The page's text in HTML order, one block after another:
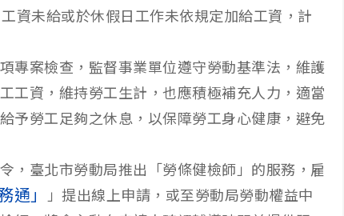
資未給或於休假日工作未依規定加給工資，計
專案檢查，監督事業單位遵守勞動基準法，維護
工資，維持勞工生計，也應積極補充人力，適當
予勞工足夠之休息，以保障勞工身心健康，避免
，臺北市勞動局推出「勞條健檢師」的服務，雇
通」
」提出線上申請，或至勞動局勞動權益中